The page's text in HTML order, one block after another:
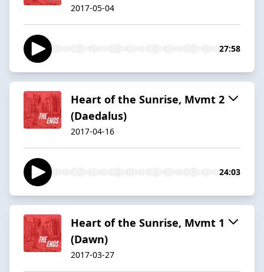
2017-05-04
27:58
Heart of the Sunrise, Mvmt 2
(Daedalus)
2017-04-16
24:03
Heart of the Sunrise, Mvmt 1
(Dawn)
2017-03-27